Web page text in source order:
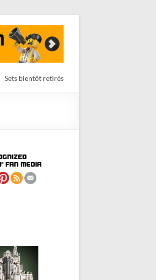
Sets bientôt retirés